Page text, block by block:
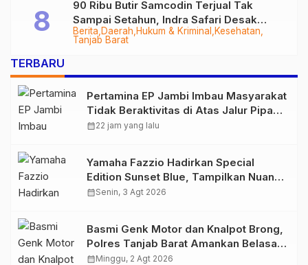
Berita Daerah Hukum & Kriminal
Kesehatan
Tanjab Barat
90 Ribu Butir Samcodin Terjual Tak
Sampai Setahun, Indra Safari Desak
Audit Menyeluruh
TERBARU
Pertamina EP Jambi Imbau Masyarakat
Tidak Beraktivitas di Atas Jalur Pipa
Migas Demi Keselamatan Bersama
calendar_month22 jam yang lalu
Yamaha Fazzio Hadirkan Special
Edition Sunset Blue, Tampilkan Nuansa
Retro Summer yang Semakin Skena
calendar_monthSenin, 3 Agt 2026
Basmi Genk Motor dan Knalpot Brong,
Polres Tanjab Barat Amankan Belasan
Kendaraan
calendar_monthMinggu, 2 Agt 2026